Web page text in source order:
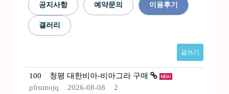
공지사항 예약문의 이용후기
갤러리
글쓰기
100
청평 대한비아-비아그라 구매
pfrumojq
2026-08-08 2